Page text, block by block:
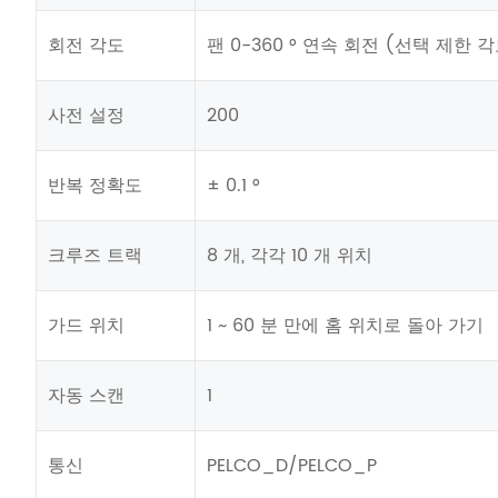
회전 각도 팬 0-360 ° 연속 회전 (선택 제한
사전 설정 200
반복 정확도 ± 0.1 °
크루즈 트랙 8 개, 각각 10 개 위치
가드 위치 1 ~ 60 분 만에 홈 위치로 돌아 가기
자동 스캔 1
통신 PELCO_D/PELCO_P